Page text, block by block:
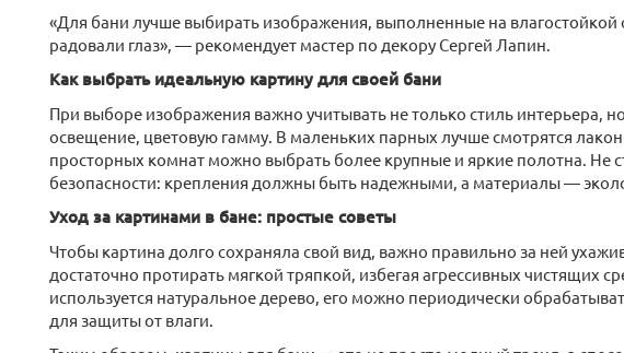
«Для бани лучше выбирать изображения, выполненные на влагостойкой
радовали глаз», — рекомендует мастер по декору Сергей Лапин.
Как выбрать идеальную картину для своей бани
При выборе изображения важно учитывать не только стиль интерьера,
освещение, цветовую гамму. В маленьких парных лучше смотрятся
просторных комнат можно выбрать более крупные и яркие полотна. Не
безопасности: крепления должны быть надежными, а материалы —
Уход за картинами в бане: простые советы
Чтобы картина долго сохраняла свой вид, важно правильно за ней
достаточно протирать мягкой тряпкой, избегая агрессивных чистящих
используется натуральное дерево, его можно периодически
для защиты от влаги.